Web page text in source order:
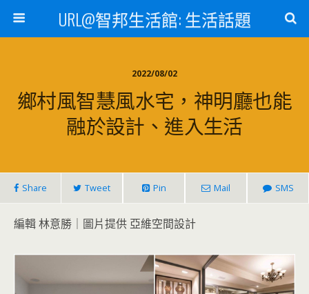
URL@智邦生活館: 生活話題
2022/08/02
鄉村風智慧風水宅，神明廳也能
融於設計、進入生活
Share Tweet Pin Mail SMS
編輯 林意勝｜圖片提供 亞維空間設計